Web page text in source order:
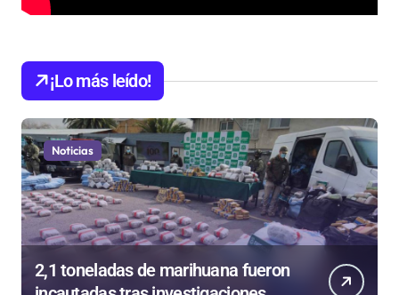
¡Lo más leído!
Noticias
2,1 toneladas de marihuana fueron